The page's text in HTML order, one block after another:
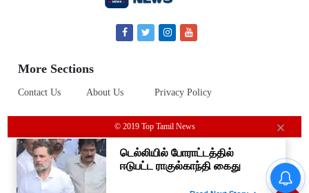
More Sections
Contact Us About Us Privacy Policy
© 2019 Top Tamil News
தமிழக மக்களவை தொகுதிகள்